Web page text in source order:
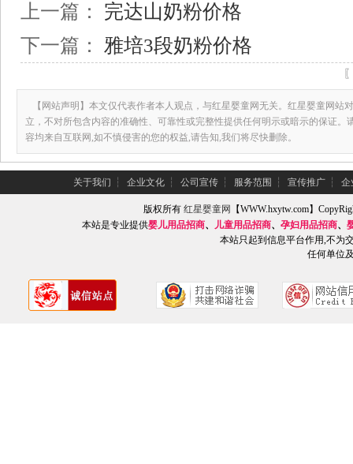
上一篇： 完达山奶粉价格
下一篇： 雅培3段奶粉价格
【网站声明】本文仅代表作者本人观点，与红星婴童网无关。红星婴童网站
立，不对所包含内容的准确性、可靠性或完整性提供任何明示或暗示的保证。
容均来自互联网,如不慎侵害的您的权益,请告知,我们将尽快删除。
关于我们 ┆ 企业文化 ┆ 公司宣传 ┆ 服务范围 ┆ 宣传推广 ┆ 企
版权所有红星婴童网
【WWW.hxytw.com】
本站是专业提供婴儿用品招商、 儿童用品招商、 孕妇用品招商、
本站只起到信息平台作用,不为
任何单位